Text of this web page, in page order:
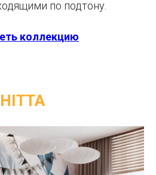
по подтону.
коллекцию
HITTA